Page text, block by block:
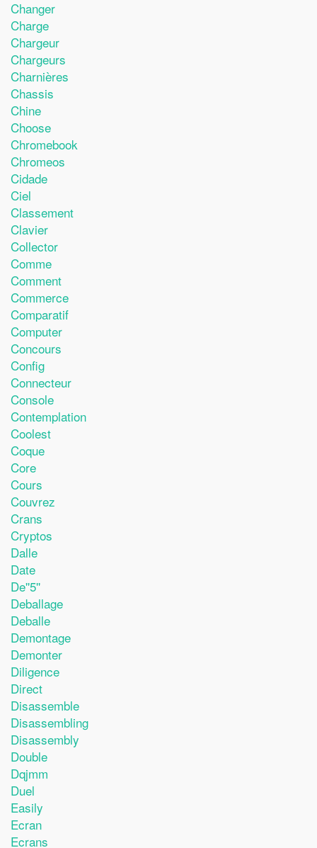
Changer
Charge
Chargeur
Chargeurs
Charnières
Chassis
Chine
Choose
Chromebook
Chromeos
Cidade
Ciel
Classement
Clavier
Collector
Comme
Comment
Commerce
Comparatif
Computer
Concours
Config
Connecteur
Console
Contemplation
Coolest
Coque
Core
Cours
Couvrez
Crans
Cryptos
Dalle
Date
De''5''
Deballage
Deballe
Demontage
Demonter
Diligence
Direct
Disassemble
Disassembling
Disassembly
Double
Dqjmm
Duel
Easily
Ecran
Ecrans